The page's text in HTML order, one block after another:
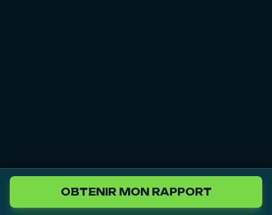
OBTENIR MON RAPPORT